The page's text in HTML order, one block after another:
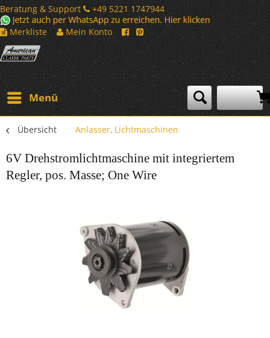
Beratung & Support
+49 5221 1747944
Merkliste
Mein Konto
Menü
Übersicht Anlasser, Lichtmaschinen
6V Drehstromlichtmaschine mit integriertem
Regler, pos. Masse; One Wire